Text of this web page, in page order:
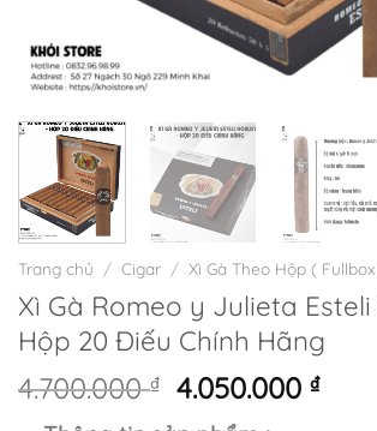
Trang chủ / Cigar / Xì Gà Theo Hộp (
Xì Gà Romeo y Julieta
Hộp 20 Điếu Chính Hãng
4.700.000₫
Giá
gốc
4.050.000₫Giá